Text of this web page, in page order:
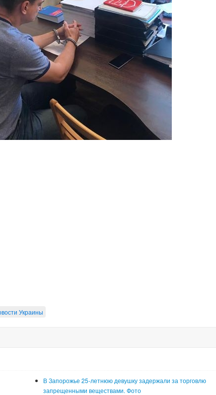
Украины
В Запорожье 25-летнюю девушку задержали за торговлю
запрещенными веществами. Фото